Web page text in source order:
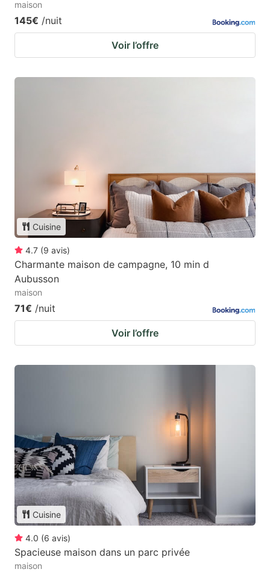
maison
145€ /nuit
Voir l’offre
Cuisine
4.7 (9 avis)
Charmante maison de campagne, 10 min d
Aubusson
maison
71€ /nuit
Voir l’offre
Cuisine
4.0 (6 avis)
Spacieuse maison dans un parc privée
maison